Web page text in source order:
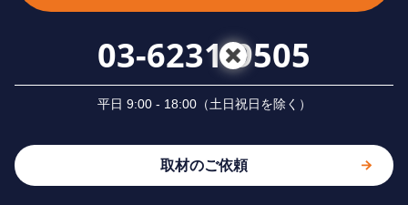
03-6231-9505
平⽇ 9:00 - 18:00（⼟⽇祝⽇を除く）
取材のご依頼